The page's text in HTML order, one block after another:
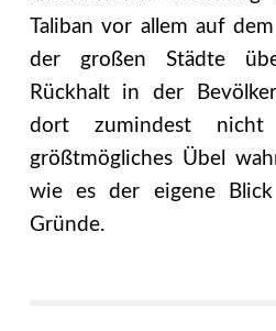
Taliban vor allem auf
der großen Städte
Rückhalt in der
dort zumindest
größtmögliches Übel
wie es der eigene
Gründe.